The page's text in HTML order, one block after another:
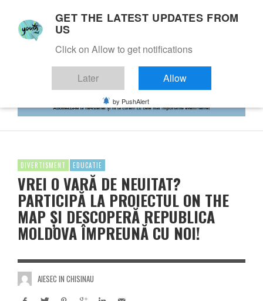
DIVERTISMENT EDUCATIE
VREI O VARĂ DE NEUITAT?
PARTICIPĂ LA PROIECTUL ON THE
MAP ȘI DESCOPERĂ REPUBLICA
MOLDOVA ÎMPREUNĂ CU NOI!
AIESEC IN CHISINAU
GET THE LATEST UPDATES FROM
US
Click on Allow to get notifications
Later Allow
by PushAlert